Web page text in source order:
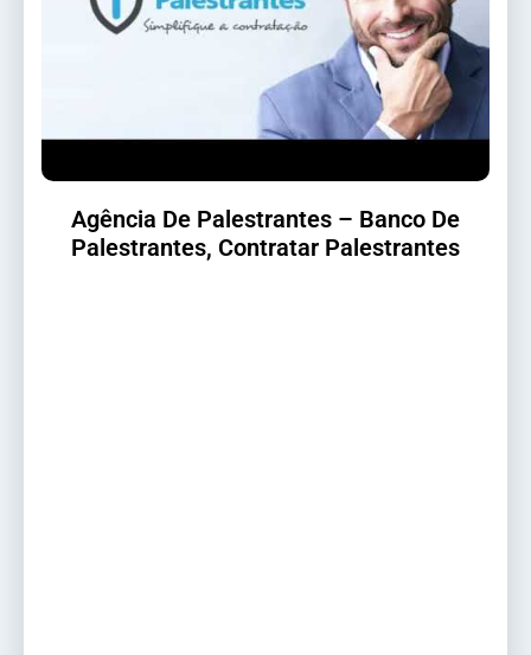
Agência De Palestrantes – Banco De
Palestrantes, Contratar Palestrantes